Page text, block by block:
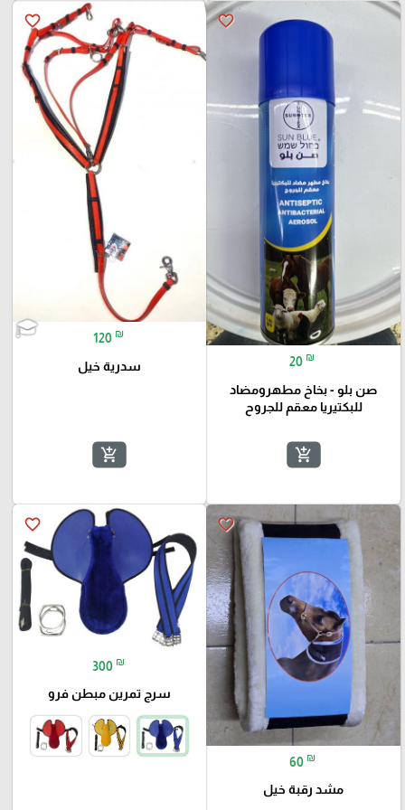
favorite_border
20 ₪
صن بلو - بخاخ مطهرومضاد
للبكتيريا معقم للجروح
add_shopping_cart
favorite_border
120 ₪
سدرية خيل
add_shopping_cart
favorite_border
60 ₪
مشد رقبة خيل
favorite_border
300 ₪
سرج تمرين مبطن فرو